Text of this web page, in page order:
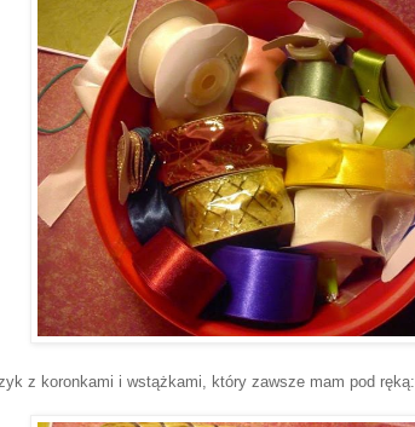
z koronkami i wstążkami, który zawsze mam pod ręką: